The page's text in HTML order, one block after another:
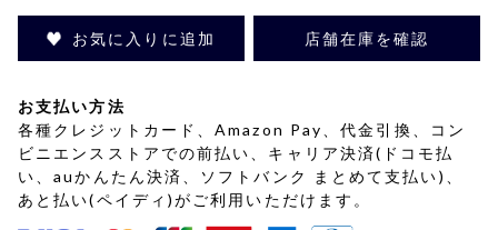
お気に入りに追加 店舗在庫を確認
お支払い方法
各種クレジットカード、Amazon Pay、代金引換、コン
ビニエンスストアでの前払い、キャリア決済(ドコモ払
い、auかんたん決済、ソフトバンク まとめて支払い)、
あと払い(ペイディ)がご利用いただけます。